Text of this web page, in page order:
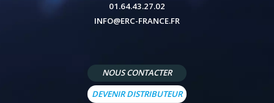
01.64.43.27.02
INFO@ERC-FRANCE.FR
NOUS CONTACTER
DEVENIR DISTRIBUTEUR